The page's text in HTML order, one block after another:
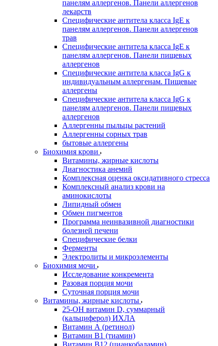
панелям аллергенов. Панели аллергенов
лекарств
Специфические антитела класса IgE к
панелям аллергенов. Панели аллергенов
трав
Специфические антитела класса IgE к
панелям аллергенов. Панели пищевых
аллергенов
Специфические антитела класса IgG к
индивидуальным аллергенам. Пищевые
аллергены
Специфические антитела класса IgG к
панелям аллергенов. Панели пищевых
аллергенов
Аллергенны пыльцы растений
Аллергенны сорных трав
бытовые аллергены
Биохимия крови
Витамины, жирные кислоты
Диагностика анемий
Комплексная оценка оксидативного стресса
Комплексный анализ крови на
аминокислоты
Липидный обмен
Обмен пигментов
Программа неинвазивной диагностики
болезней печени
Специфические белки
Ферменты
Электролиты и микроэлементы
Биохимия мочи
Исследование конкремента
Разовая порция мочи
Суточная порция мочи
Витамины, жирные кислоты
25-OH витамин D, суммарный
(кальциферол) ИХЛА
Витамин А (ретинол)
Витамин В1 (тиамин)
Витамин В12 (цианкобаламин)